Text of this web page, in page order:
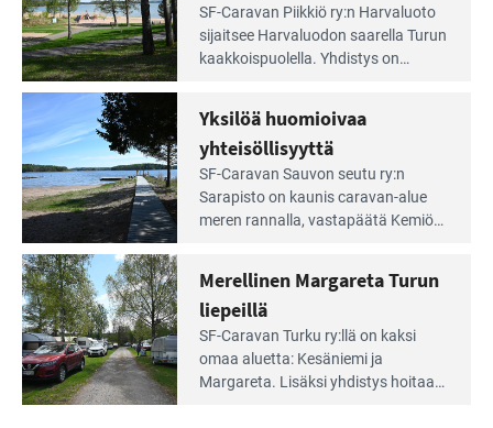
Lue
Leirintäoppaan
artikkeli:
Meren
äärellä
ja
vehreän
virkistysalueen
laidalla
SF-Caravan Piikkiö ry:n Harvaluoto
sijait­see Harvaluodon saarella Turun
kaakkois­puolella. Yhdistys on
virkistysalueesta.
Lue
Leirintäoppaan
artikkeli:
Yksilöä
huomioivaa
yhteisöllisyyttä
Yksilöä huomioivaa
yhteisöllisyyttä
SF-Caravan Sauvon seutu ry:n
Sarapisto on kaunis caravan-alue
meren rannalla, vasta­päätä Kemiön
kymmenen paikkaa ilman sähköä.
Lue
Leirintäoppaan
artikkeli:
Merellinen
Merellinen Margareta Turun
liepeillä
SF-Caravan Turku ry:llä on kaksi
omaa aluet­ta: Kesäniemi ja
Margareta. Lisäksi yhdis­tys hoitaa